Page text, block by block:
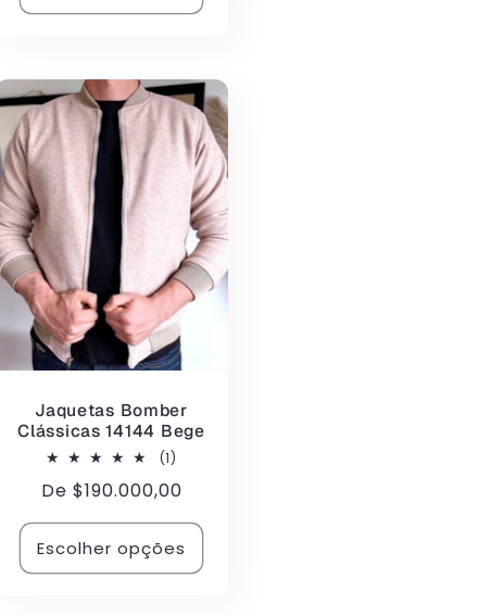
Jaquetas Bomber
Clássicas 14144 Bege
(1)
de
Preço
normal
De $190.000,00
Escolher opções